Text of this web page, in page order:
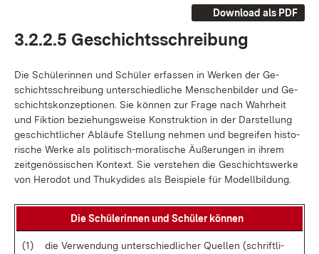
Download als PDF
3.2.2.5 Ge­schichts­schrei­bung
Die Schü­le­rin­nen und Schü­ler er­fas­sen in Wer­ken der Ge­
schichts­schrei­bung un­ter­schied­li­che Men­schen­bil­der und Ge­
schichts­kon­zep­tio­nen. Sie kön­nen zur Fra­ge nach Wahr­heit
und Fik­ti­on be­zie­hungs­wei­se Kon­struk­ti­on in der Dar­stel­lung
ge­schicht­li­cher Ab­läu­fe Stel­lung neh­men und be­grei­fen his­to­
ri­sche Wer­ke als po­li­tisch-mo­ra­li­sche Äu­ße­run­gen in ih­rem
zeit­ge­nös­si­schen Kon­text. Sie ver­ste­hen die Ge­schichts­wer­ke
von He­ro­dot und Thuky­di­des als Bei­spie­le für Mo­dell­bil­dung.
Die Schü­le­rin­nen und Schü­ler kön­nen
(1)
die Ver­wen­dung un­ter­schied­li­cher Quel­len (schrift­li­